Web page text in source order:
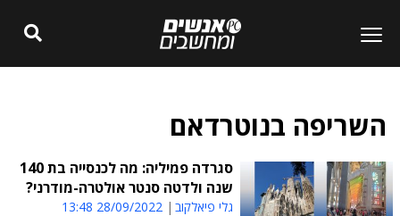
השריפה בנוטרדאם
סגרדה פמיליה: מה לכנסייה בת 140
שנה ולדטה סנטר אולטרה-מודרני?
גלי פיאלקוב 28/09/2022 13:48